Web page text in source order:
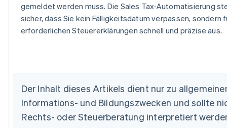
gemeldet werden muss. Die Sales Tax-Automatisierung
sicher, dass Sie kein Fälligkeitsdatum verpassen, sondern
erforderlichen Steuererklärungen schnell und präzise aus.
Der Inhalt dieses Artikels dient nur zu
Informations- und Bildungszwecken und sollte
Rechts- oder Steuerberatung interpretiert
Australien
English
Belgien
NederlandsFrançaisDeutschEnglish